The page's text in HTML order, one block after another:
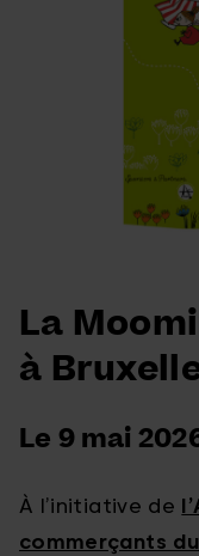
La
à
Le 9 mai
À l’initiative de
commerçants